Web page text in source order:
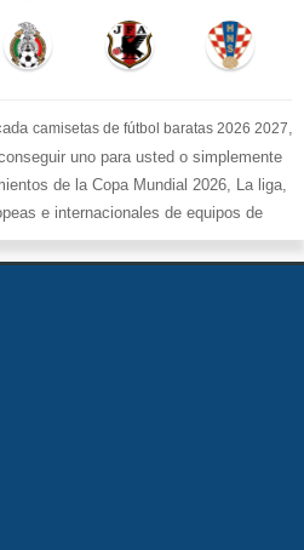
camisetas de fútbol baratas 2026 2027,
uno para usted o simplemente
de la Copa Mundial 2026, La liga,
e internacionales de equipos de
replicasen la tienda deportiva
ofertas en todas las camisetas del club
todo a los precios más bajos!